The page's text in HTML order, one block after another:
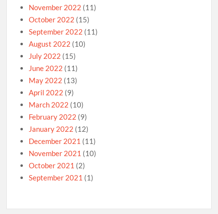
November 2022 (11)
October 2022 (15)
September 2022 (11)
August 2022 (10)
July 2022 (15)
June 2022 (11)
May 2022 (13)
April 2022 (9)
March 2022 (10)
February 2022 (9)
January 2022 (12)
December 2021 (11)
November 2021 (10)
October 2021 (2)
September 2021 (1)